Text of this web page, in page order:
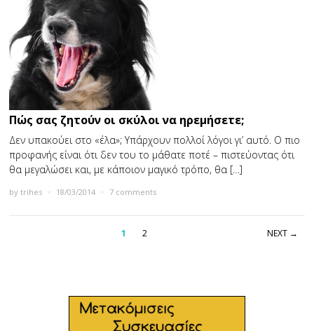
Πώς σας ζητούν οι σκύλοι να ηρεμήσετε;
Δεν υπακούει στο «έλα»; Υπάρχουν πολλοί λόγοι γι’ αυτό. Ο πιο
προφανής είναι ότι δεν του το μάθατε ποτέ – πιστεύοντας ότι
θα μεγαλώσει και, με κάποιον μαγικό τρόπο, θα […]
bytrihes 18/03/2014 7 comments
1 2 NEXT →